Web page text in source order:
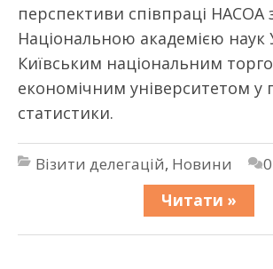
перспективи співпраці НАСОА
Національною академією наук
Київським національним
економічним університетом у
статистики.
Візити делегацій, Новини
0
Читати »